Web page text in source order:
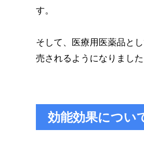
す。
そして、医療用医薬品と
売されるようになりました
効能効果につい